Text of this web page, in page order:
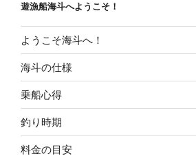
ン
遊漁船海斗へようこそ！
ようこそ海斗へ！
海斗の仕様
乗船心得
釣り時期
料金の目安